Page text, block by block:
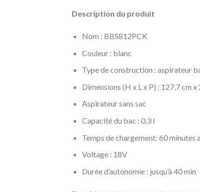
Description du produit
Nom : BBS812PCK
Couleur : blanc
Type de construction : aspirateur
Dimensions (H x L x P) : 127,7 cm x
Aspirateur sans sac
Capacité du bac : 0,3 l
Temps de chargement: 60 minutes
Voltage : 18V
Durée d’autonomie : jusqu’à 40 min